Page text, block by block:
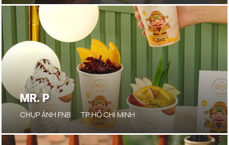
MR. P
CHỤP ẢNH FNB TP. HỒ CHÍ MINH